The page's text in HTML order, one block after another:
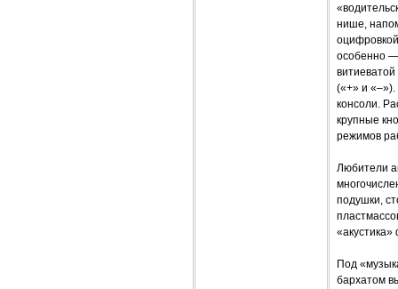
нише,
особенно —
(«+» и «–»).
консоли.
крупные
режимов
Любители
подушки,
Под
бархатом